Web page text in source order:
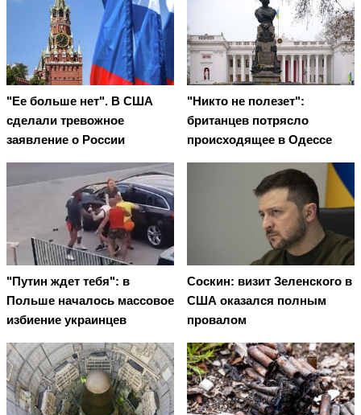
"Ее больше нет". В США
сделали тревожное
заявление о России
"Никто не полезет":
британцев потрясло
происходящее в Одессе
"Путин ждет тебя": в
Польше началось массовое
избиение украинцев
Соскин: визит Зеленского в
США оказался полным
провалом